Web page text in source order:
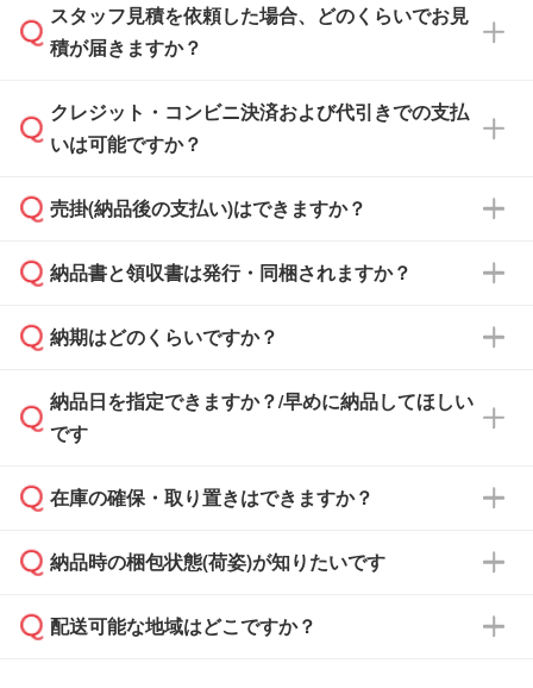
可能です。見積・注文フォームにて『ゲストの
まま進む』ボタンからお進みのうえ、ご依頼く
スタッフ見積を依頼した場合、どのくらいでお見
積が届きますか？
通常、翌営業日までにお送りしております。混
雑状況によっては、お時間をいただくこともご
依頼いただいた場合は、翌営業日以降のご連絡
クレジット・コンビニ決済および代引きでの支払
いは可能ですか？
銀行振込のみのご対応となります。
売掛(納品後の支払い)はできますか？
基本的には先入金をお願いしておりますが、自
どの場合は、月末締め翌月末払いに対応可能で
また、卒業・卒園記念品で対策委員会や個人様
校や幼稚園・保育園であれば、同様の条件でご
ご希望の際は担当スタッフまでお気軽にご相談
ください。
納品書と領収書は発行・同梱されますか？
納品書・領収書は ご依頼をいただいた場合の
ず、通常はPDFデータをメール添付でお送りし
ます。
たは注文フォームの『ご注文に関する備考欄』
納期はどのくらいですか？
・印刷する場合(500個程度)
ご入金、イメージ画像の校了から約2週間～2
ご入金確認後、1～2営業日で出荷いたしま
納品日を指定できますか？/早めに納品してほしい
です
ご希望の納期がある場合は、お問い合わせ・お
い。
応が可能かご案内いたします。
在庫の確保・取り置きはできますか？
ご入金確認後に在庫を確保し、注文確定のご連
はできかねますので予めご了承ください。
納品時の梱包状態(荷姿)が知りたいです
商品によって異なります。各ページにある商品
配送可能な地域はどこですか？